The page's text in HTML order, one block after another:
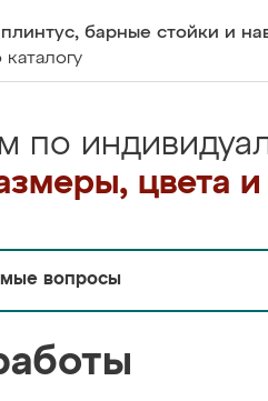
барные стойки и
каталогу
по
цвета
вопросы